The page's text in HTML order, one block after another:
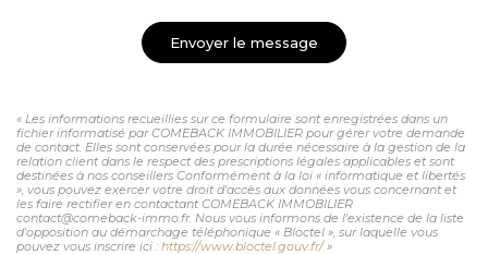
Envoyer le message
« Les informations recueillies sur ce formulaire sont enregistrées dans un
fichier informatisé par COMEBACK IMMOBILIER pour gérer votre demande
de contact. Elles sont conservées pour la durée nécessaire à la gestion de la
relation client dans le respect des prescriptions légales applicables et sont
destinées à nos conseillers Conformément à la loi « informatique et libertés
», vous pouvez exercer votre droit d'accès aux données vous concernant et
les faire rectifier en contactant COMEBACK IMMOBILIER
contact@comeback-immo.fr. Nous vous informons de l'existence de la liste
d'opposition au démarchage téléphonique « Bloctel », sur laquelle vous
pouvez vous inscrire ici : https://www.bloctel.gouv.fr/»